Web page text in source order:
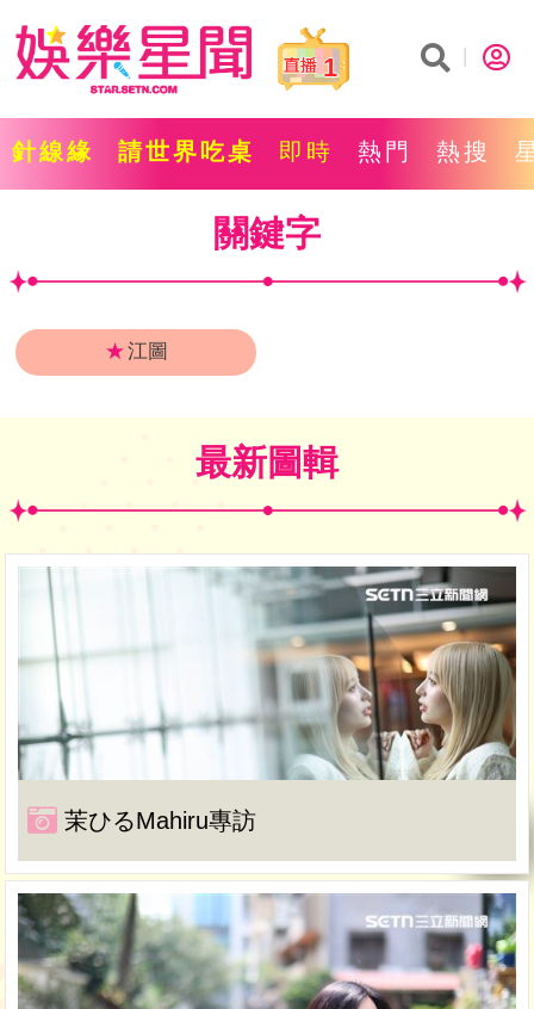
1
針線緣 請世界吃桌 即時 熱門 熱搜
關鍵字
★江圖
最新圖輯
茉ひるMahiru專訪